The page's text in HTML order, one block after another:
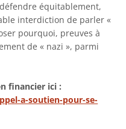
équitablement,
interdiction de parler «
pourquoi, preuves à
de « nazi », parmi
financier ici :
a-soutien-pour-se-